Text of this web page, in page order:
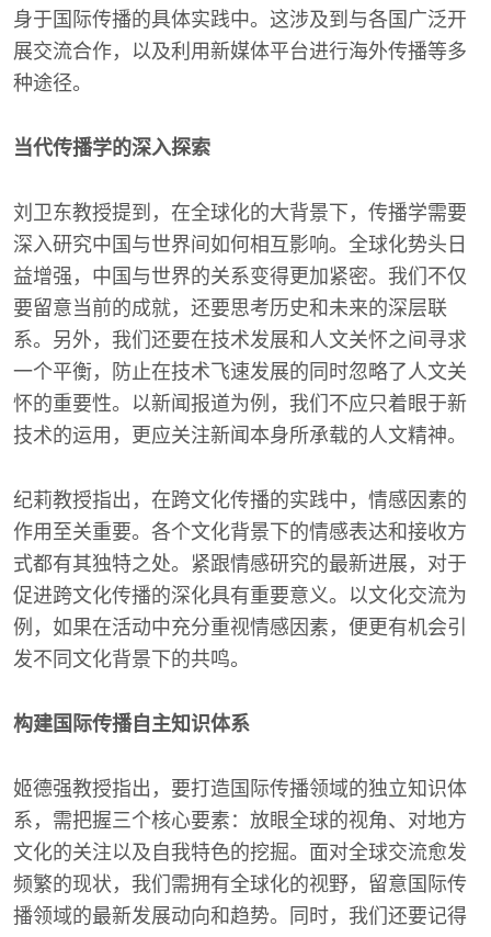
身于国际传播的具体实践中。这涉及到与各国广泛开
展交流合作，以及利用新媒体平台进行海外传播等多
种途径。
当代传播学的深入探索
刘卫东教授提到，在全球化的大背景下，传播学需要
深入研究中国与世界间如何相互影响。全球化势头日
益增强，中国与世界的关系变得更加紧密。我们不仅
要留意当前的成就，还要思考历史和未来的深层联
系。另外，我们还要在技术发展和人文关怀之间寻求
一个平衡，防止在技术飞速发展的同时忽略了人文关
怀的重要性。以新闻报道为例，我们不应只着眼于新
技术的运用，更应关注新闻本身所承载的人文精神。
纪莉教授指出，在跨文化传播的实践中，情感因素的
作用至关重要。各个文化背景下的情感表达和接收方
式都有其独特之处。紧跟情感研究的最新进展，对于
促进跨文化传播的深化具有重要意义。以文化交流为
例，如果在活动中充分重视情感因素，便更有机会引
发不同文化背景下的共鸣。
构建国际传播自主知识体系
姬德强教授指出，要打造国际传播领域的独立知识体
系，需把握三个核心要素：放眼全球的视角、对地方
文化的关注以及自我特色的挖掘。面对全球交流愈发
频繁的现状，我们需拥有全球化的视野，留意国际传
播领域的最新发展动向和趋势。同时，我们还要记得